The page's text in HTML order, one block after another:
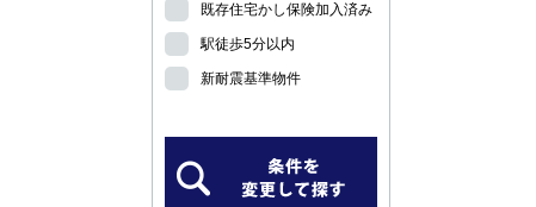
既存住宅かし保険加入済み
駅徒歩5分以内
新耐震基準物件